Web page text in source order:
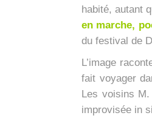
habi­té, autant
en marche,
du fes­ti­val de
L’i­mage
fait voya­ger
Les voi­sins
impro­vi­sée in